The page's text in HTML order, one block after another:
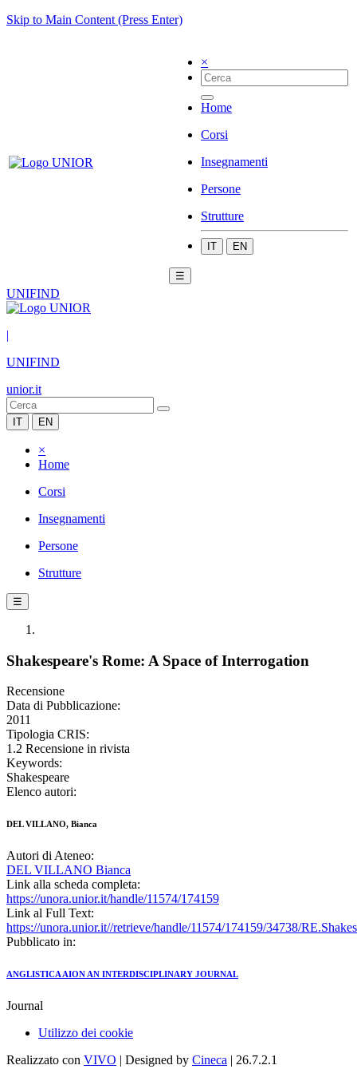
Skip to Main Content (Press Enter)
×
Home
Corsi
Insegnamenti
Persone
Strutture
IT EN
☰
UNIFIND
|
UNIFIND
unior.it
IT EN
×
Home
Corsi
Insegnamenti
Persone
Strutture
☰
Shakespeare's Rome: A Space of Interrogation
Recensione
Data di Pubblicazione:
2011
Tipologia CRIS:
1.2 Recensione in rivista
Keywords:
Shakespeare
Elenco autori:
DEL VILLANO, Bianca
Autori di Ateneo:
DEL VILLANO Bianca
Link alla scheda completa:
https://unora.unior.it/handle/11574/174159
Link al Full Text:
https://unora.unior.it//retrieve/handle/11574/174159/34738/
Pubblicato in:
ANGLISTICA AION AN INTERDISCIPLINARY JOURNAL
Journal
Utilizzo dei cookie
Realizzato con VIVO | Designed by Cineca | 26.7.2.1